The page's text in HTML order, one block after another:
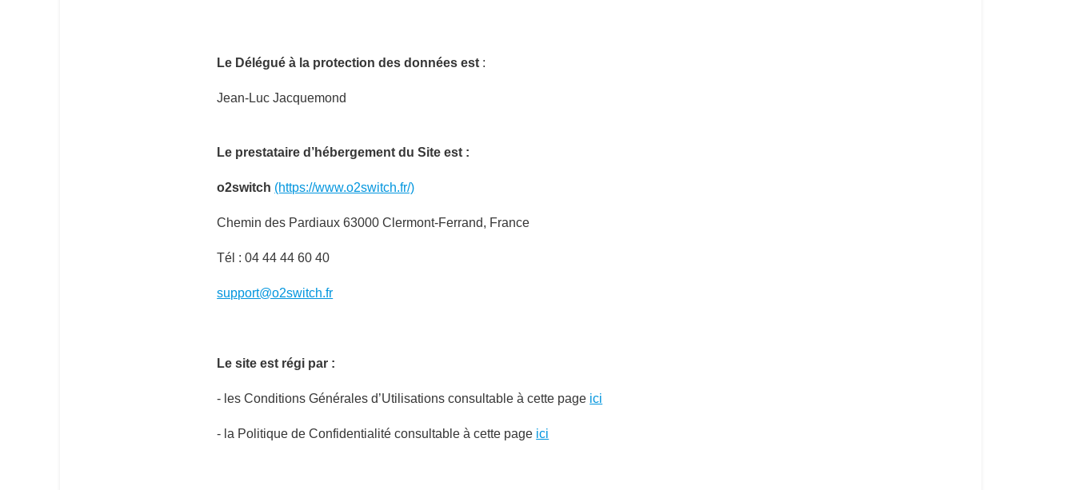
Le Délégué à la protection des données est :
Jean-LucJacquemond
Le prestataire d’hébergement du Site est :
o2switch (https://www.o2switch.fr/)
Chemin des Pardiaux 63000 Clermont-Ferrand, France
Tél :04 44 44 60 40
support@o2switch.fr
Le site est régi par :
- les Conditions Générales d’Utilisations consultable à cette page ici
- la Politique de Confidentialité consultable à cette page ici